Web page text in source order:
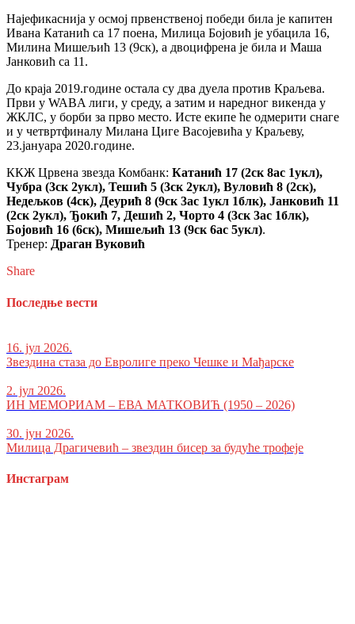
Најефикаснија у осмој првенственој победи била је капитен
Ивана Катанић са 17 поена, Милица Бојовић је убацила 16,
Милина Мишељић 13 (9ск), а двоцифрена је била и Маша
Јанковић са 11.
До краја 2019.године остала су два дуела против Краљева.
Први у WABA лиги, у среду, а затим и наредног викенда у
ЖКЛС, у борби за прво место. Исте екипе ће одмерити снаге
и у четвртфиналу Милана Циге Васојевића у Краљеву,
23.јануара 2020.године.
ККЖ Црвена звезда Комбанк: Катанић 17 (2ск 8ас 1укл),
Чубра (3ск 2укл), Тешић 5 (3ск 2укл), Вуловић 8 (2ск),
Недељков (4ск), Деурић 8 (9ск 3ас 1укл 1блк), Јанковић 11
(2ск 2укл), Ђокић 7, Дешић 2, Чорто 4 (3ск 3ас 1блк),
Бојовић 16 (6ск), Мишељић 13 (9ск 6ас 5укл).
Тренер: Драган Вуковић
Share
Последње вести
16. јул 2026.
Звездина стаза до Евролиге преко Чешке и Мађарске
2. јул 2026.
ИН МЕМОРИАМ – ЕВА МАТКОВИЋ (1950 – 2026)
30. јун 2026.
Милица Драгичевић – звездин бисер за будуће трофеје
Инстаграм